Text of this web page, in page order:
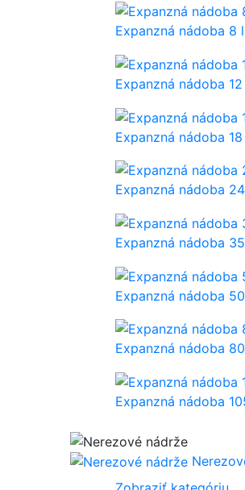
Expanzná nádoba 8 l
Expanzná nádoba 12
Expanzná nádoba 18
Expanzná nádoba
Expanzná nádoba
Expanzná nádoba
Expanzná nádoba
Expanzná nádoba